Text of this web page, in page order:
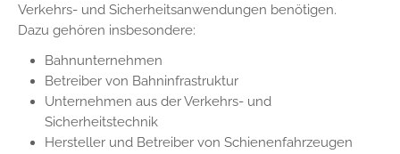
Verkehrs- und Sicherheitsanwendungen benötigen.
Dazu gehören insbesondere:
Bahnunternehmen
Betreiber von Bahninfrastruktur
Unternehmen aus der Verkehrs- und
Sicherheitstechnik
Hersteller und Betreiber von Schienenfahrzeugen